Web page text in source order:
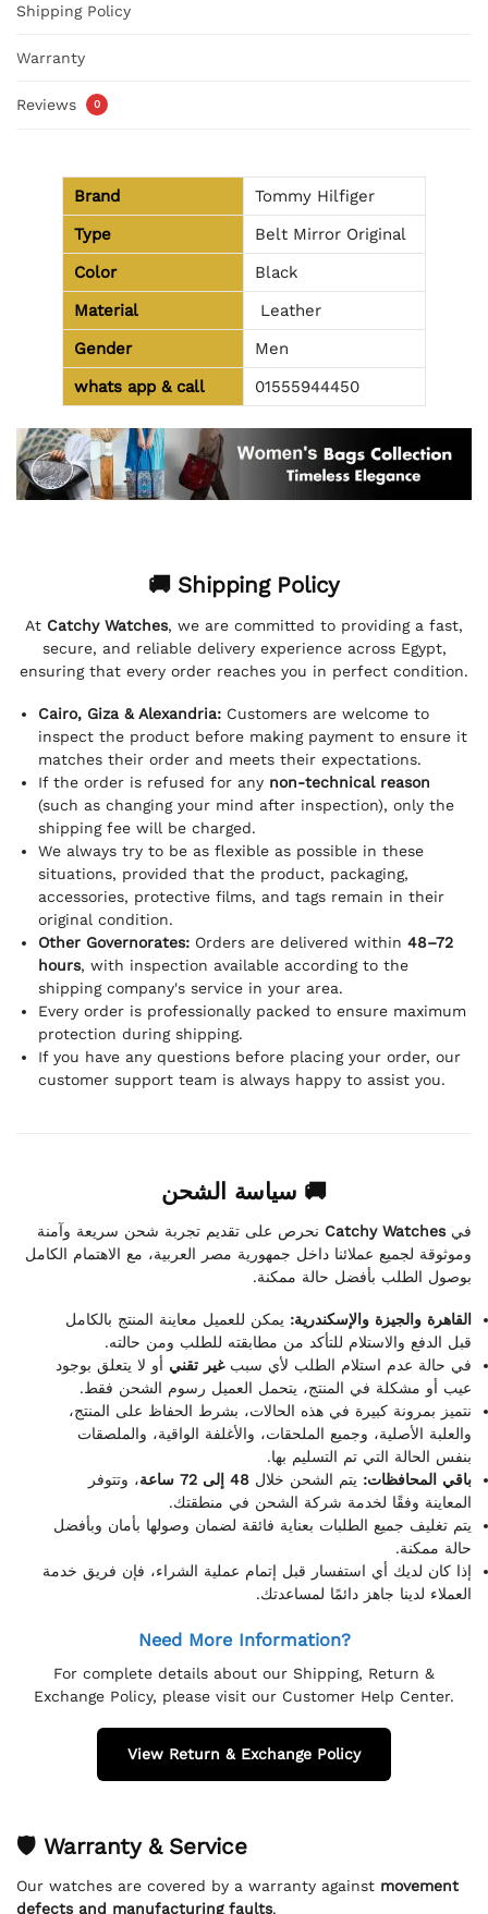
Shipping Policy
Warranty
Reviews 0
Brand
Tommy Hilfiger
Type
Belt Mirror Original
Color
Black
Material
Leather
Gender
Men
whats app & call
01555944450
🚚 Shipping Policy
At Catchy Watches, we are committed to providing a fast,
secure, and reliable delivery experience across Egypt,
ensuring that every order reaches you in perfect condition.
Cairo, Giza & Alexandria: Customers are welcome to
inspect the product before making payment to ensure it
matches their order and meets their expectations.
If the order is refused for any non-technical reason
(such as changing your mind after inspection), only the
shipping fee will be charged.
We always try to be as flexible as possible in these
situations, provided that the product, packaging,
accessories, protective films, and tags remain in their
original condition.
Other Governorates: Orders are delivered within 48–72
hours, with inspection available according to the
shipping company's service in your area.
Every order is professionally packed to ensure maximum
protection during shipping.
If you have any questions before placing your order, our
customer support team is always happy to assist you.
🚚 سياسة الشحن
فيCatchy Watches نحرص على تقديم تجربة شحن سريعة وآمنة
وموثوقة لجميع عملائنا داخل جمهورية مصر العربية، مع الاهتمام الكامل
بوصول الطلب بأفضل حالة ممكنة.
القاهرة والجيزة والإسكندرية: يمكن للعميل معاينة المنتج بالكامل
قبل الدفع والاستلام للتأكد من مطابقته للطلب ومن حالته.
في حالة عدم استلام الطلب لأي سببغير تقني أو لا يتعلق بوجود
عيب أو مشكلة في المنتج، يتحمل العميل رسوم الشحن فقط.
نتميز بمرونة كبيرة في هذه الحالات، بشرط الحفاظ على المنتج،
والعلبة الأصلية، وجميع الملحقات، والأغلفة الواقية، والملصقات
بنفس الحالة التي تم التسليم بها.
باقي المحافظات: يتم الشحن خلال 48 إلى 72 ساعة
، وتتوفر
المعاينة وفقًا لخدمة شركة الشحن في منطقتك.
يتم تغليف جميع الطلبات بعناية فائقة لضمان وصولها بأمان وبأفضل
حالة ممكنة.
إذا كان لديك أي استفسار قبل إتمام عملية الشراء، فإن فريق خدمة
العملاء لدينا جاهز دائمًا لمساعدتك.
Need More Information?
For complete details about our Shipping, Return &
Exchange Policy, please visit our Customer Help Center.
View Return & Exchange Policy
🛡 Warranty & Service
Our watches are covered by a warranty against movement
defects and manufacturing faults.